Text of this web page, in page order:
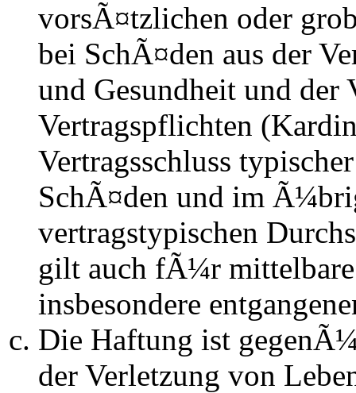
vorsÃ¤tzlichen oder
bei SchÃ¤den aus der
und Gesundheit und der
Vertragspflichten
Vertragsschluss
SchÃ¤den und im
vertragstypischen
gilt auch fÃ¼r
insbesondere
Die Haftung ist
der Verletzung von